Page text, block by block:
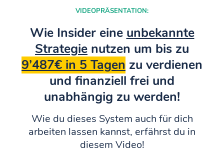
VIDEOPRÄSENTATION:
Wie Insider eine unbekannte
Strategie nutzen um bis zu
9’487€ in 5 Tagen zu verdienen
und finanziell frei und
unabhängig zu werden!
Wie du dieses System auch für dich
arbeiten lassen kannst, erfährst du in
diesem Video!